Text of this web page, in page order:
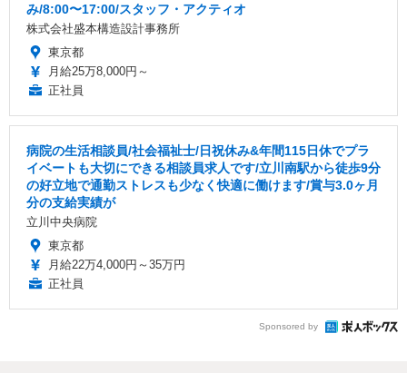
み/8:00〜17:00/スタッフ・アクティオ
株式会社盛本構造設計事務所
東京都
月給25万8,000円～
正社員
病院の生活相談員/社会福祉士/日祝休み&年間115日休でプラ
イベートも大切にできる相談員求人です/立川南駅から徒歩9分
の好立地で通勤ストレスも少なく快適に働けます/賞与3.0ヶ月
分の支給実績が
立川中央病院
東京都
月給22万4,000円～35万円
正社員
Sponsored by